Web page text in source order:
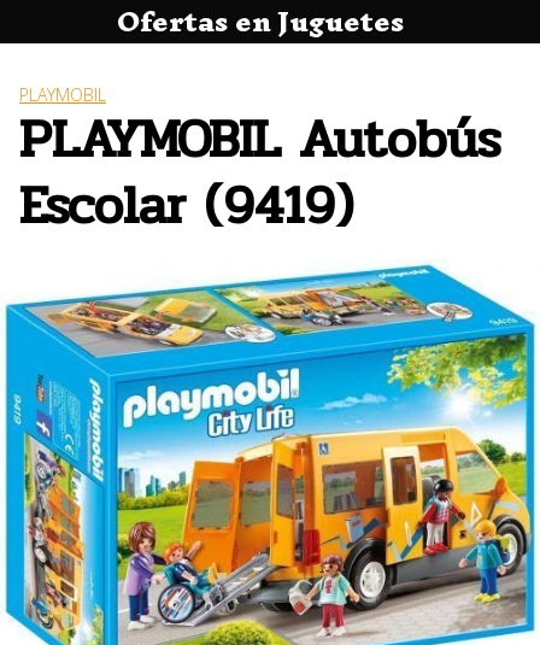
al
Ofertas en Juguetes
PLAYMOBIL
PLAYMOBIL Autobús
Escolar (9419)